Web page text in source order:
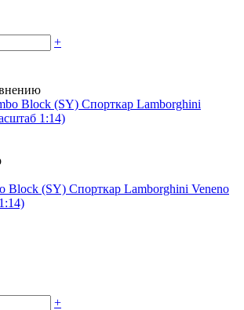
+
Block (SY) Спорткар Lamborghini Veneno
+